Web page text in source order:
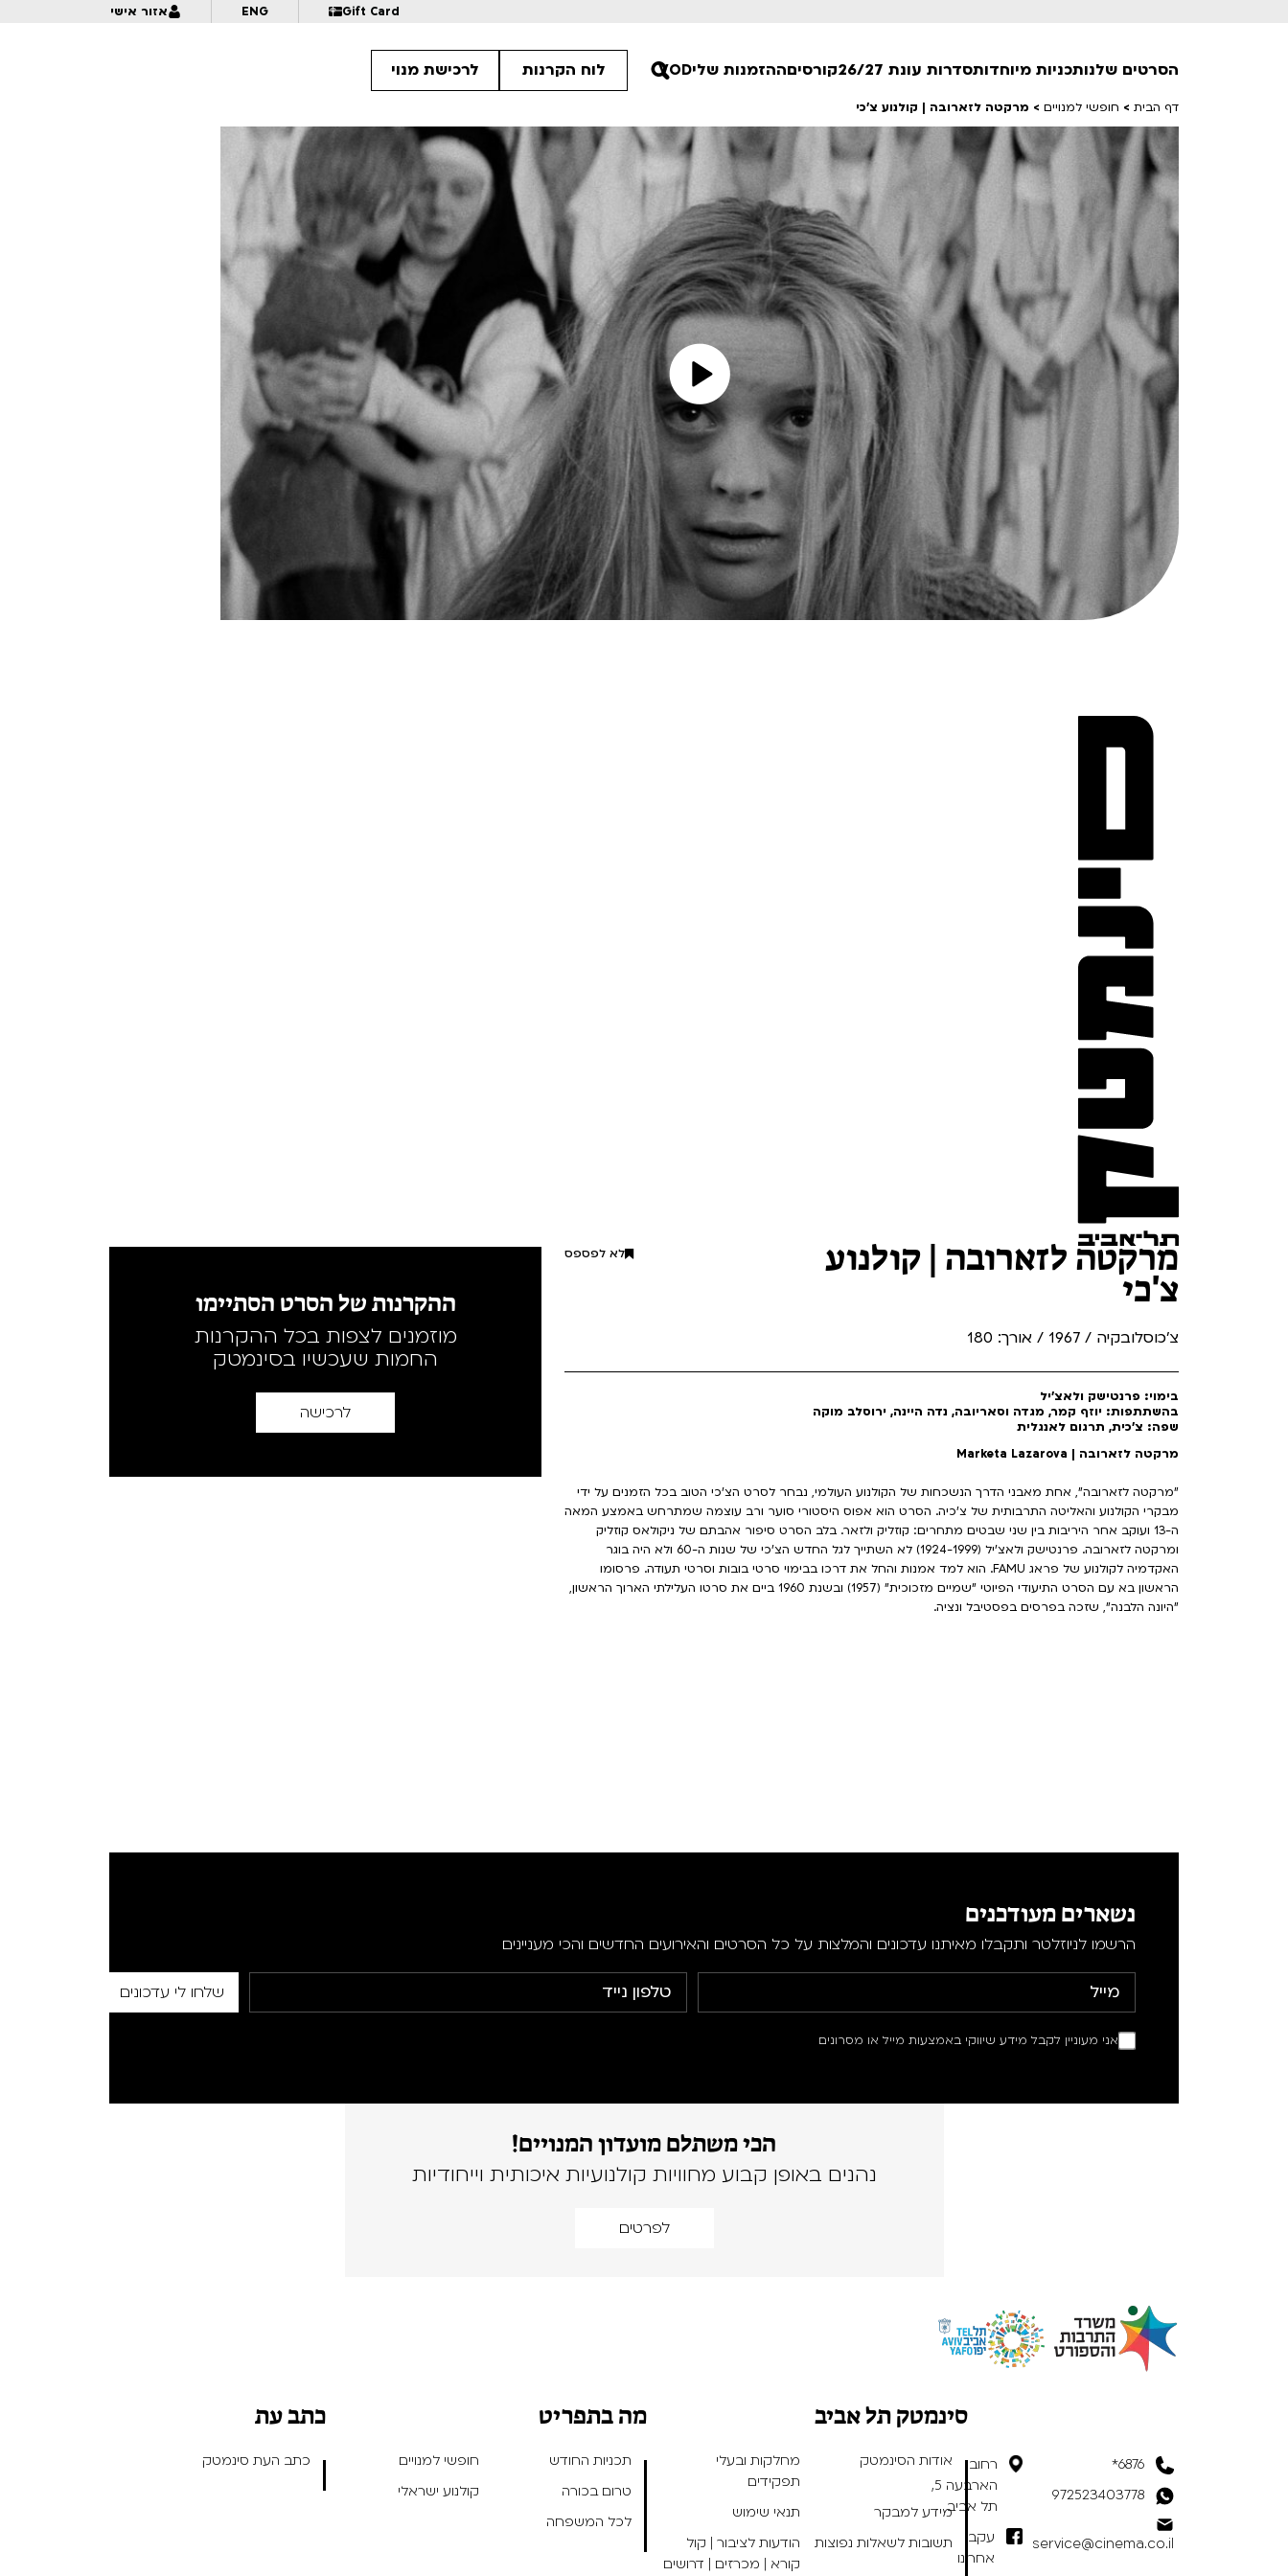
Gift Card
ENG אזור אישי
הסרטים שלנו
חופשי למנויים
טרום בכורה
סרט פלוס
לילדים ולכל המשפחה
הקרנות על פופים
מועדון אנגלית לקטנטנים
מועדון אנגלית לכל המשפחה
ראשון בקולנוע
שלישי בשלייקס
אפטר בסינמטק
קולנוע ישראלי
הדרכים הלא ידועות
לפרטים
פסטיבל אנימיקס 2026
לפרטים
תכניות מיוחדותסדרות עונת 26/27 קורסיםההזמנות שליVOD לוח הקרנות לרכישת מנוי
דף הבית > חופשי למנויים > מרקטה לזארובה | קולנוע צ'כי
מרקטה לזארובה | קולנוע
צ'כי
צ'כוסלובקיה / 1967 / אורך: 180
לא לפספס
בימוי: פרנטישק ולאצ'יל
בהשתתפות: יוזף קמר, מגדה וסאריובה, נדה היינה, ירוסלב מוקה
שפה: צ'כית, תרגום לאנגלית
מרקטה לזארובה | Marketa Lazarova
"מרקטה לזארובה", אחת מאבני הדרך הנשכחות של הקולנוע העולמי, נבחר לסרט הצ'כי הטוב בכל הזמנים על ידי
מבקרי הקולנוע והאליטה התרבותית של צ'כיה. הסרט הוא אפוס היסטורי סוער ורב עוצמה שמתרחש באמצע המאה
ה-13 ועוקב אחר היריבות בין שני שבטים מתחרים: קוזליק ולזאר. בלב הסרט סיפור אהבתם של ניקולאס קוזליק
ומרקטה לזארובה. פרנטישק ולאצ'יל (1924-1999) לא השתייך לגל החדש הצ'כי של שנות ה-60 ולא היה בוגר
האקדמיה לקולנוע של פראג FAMU. הוא למד אמנות והחל את דרכו בבימוי סרטי בובות וסרטי תעודה. פרסומו
הראשון בא עם הסרט התיעודי הפיוטי "שמיים מזכוכית" (1957) ובשנת 1960 ביים את סרטו העלילתי הארוך הראשון,
"היונה הלבנה", שזכה בפרסים בפסטיבל ונציה.
ההקרנות של הסרט הסתיימו
מוזמנים לצפות בכל ההקרנות
החמות שעכשיו בסינמטק
לרכישה
נשארים מעודכנים
הרשמו לניוזלטר ותקבלו מאיתנו עדכונים והמלצות על כל הסרטים והאירועים החדשים והכי מעניינים
אני מעוניין לקבל מידע שיווקי באמצעות מייל או מסרונים
הכי משתלם מועדון המנויים!
נהנים באופן קבוע מחוויות קולנועיות איכותית וייחודיות
לפרטים
6876*
972523403778
service@cinema.co.il
רחוב
הארבעה 5,
תל אביב
עקבו
אחרינו
סינמטק תל אביב
אודות הסינמטק
מחלקות ובעלי
תפקידים
מידע למבקר
תנאי שימוש
תשובות לשאלות נפוצות
הודעות לציבור | קול
קורא | מכרזים | דרושים
מה בתפריט
תכניות החודש
חופשי למנויים
טרום בכורה
קולנוע ישראלי
לכל המשפחה
כתב עת
כתב העת סינמטק